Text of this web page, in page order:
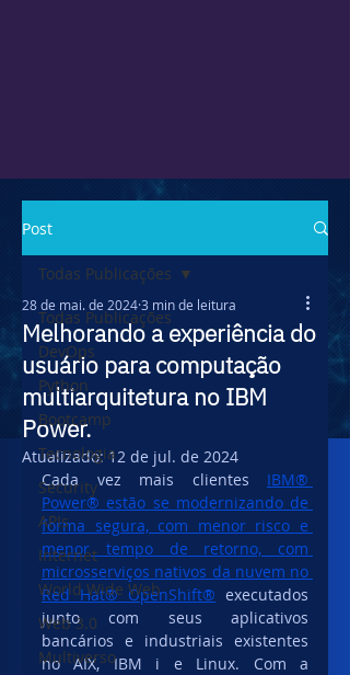
Post
Todas Publicações
DevOps
Python
Bootcamp
Tecnologia
Security
APIs
Internet
World Wide Web
Web 3.0
Multiverso
Todas Publicações
Melhorando a experiência do
usuário para computação
multiarquitetura no IBM
Power.
28 de mai. de 20243 min de leitura
Atualizado:12 de jul. de 2024
Cada vez mais clientes IBM®
Power® estão se modernizando de
forma segura, com menor risco e
menor tempo de retorno, com
Red Hat® OpenShift® executados
junto com seus aplicativos
bancários e industriais existentes
no AIX, IBM i e Linux. Com a